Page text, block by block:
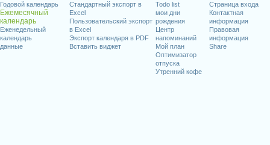
Годовой календарь
Ежемесячный
календарь
Еженедельный
календарь
данные
Стандартный экспорт в
Excel
Пользовательский экспорт
в Excel
Экспорт календаря в PDF
Вставить виджет
Todo list
мои дни
рождения
Центр
напоминаний
Мой план
Оптимизатор
отпуска
Утренний кофе
Страница входа
Контактная
информация
Правовая
информация
Share